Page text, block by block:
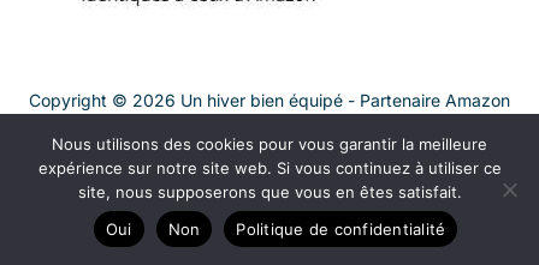
Copyright © 2026 Un hiver bien équipé - Partenaire Amazon
A propos
Contact
Plan du site
Mentions légales
Nous utilisons des cookies pour vous garantir la meilleure
expérience sur notre site web. Si vous continuez à utiliser ce
site, nous supposerons que vous en êtes satisfait.
Oui
Non Politique de confidentialité